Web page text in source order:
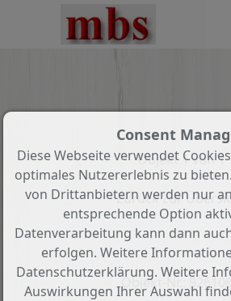
Objekt 1 von 1
Zurück zur
Ladengeschäft UND /
in bester
Objekt-Nr.:
Consent
Diese Webseite verwendet
optimales Nutzererlebnis zu
von Drittanbietern werden nur
entsprechende Option
Datenverarbeitung kann dann
erfolgen. Weitere
Datenschutzerklärung. Weitere
Auswirkungen Ihrer Auswahl